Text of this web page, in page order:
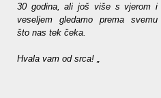
30 godina, ali još više s vjerom i
veseljem gledamo prema svemu
što nas tek čeka.
Hvala vam od srca! „